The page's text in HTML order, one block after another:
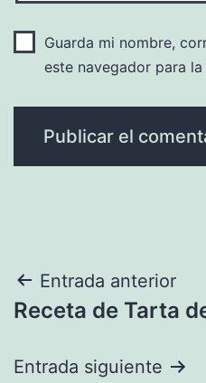
Guarda mi nombre,
este navegador para
Navegación
de
entradas
Entrada anterior
Receta de Tarta
Entrada siguiente